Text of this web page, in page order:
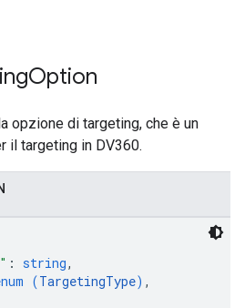
Option
opzione di targeting, che è un
il targeting in DV360.
: string,
(TargetingType) ,